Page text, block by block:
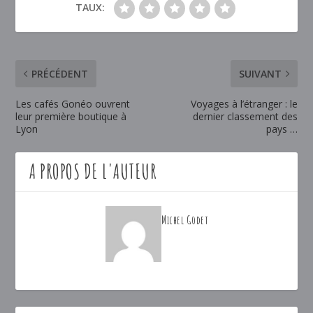
TAUX:
PRÉCÉDENT
Les cafés Gonéo ouvrent
leur première boutique à
Lyon
SUIVANT
Voyages à l’étranger : le
dernier classement des
pays …
A PROPOS DE L'AUTEUR
Michel Godet